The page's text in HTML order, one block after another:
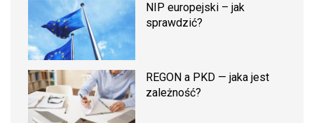
NIP europejski – jak
sprawdzić?
REGON a PKD — jaka jest
zależność?